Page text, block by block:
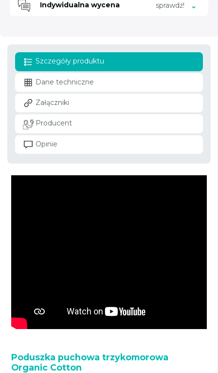
Indywidualna wycena sprawdź!
Szczegóły produktu
Dane techniczne
Załączniki
Producent
Opinie
Poduszka puchowa trzykomorowa
Organic Cotton